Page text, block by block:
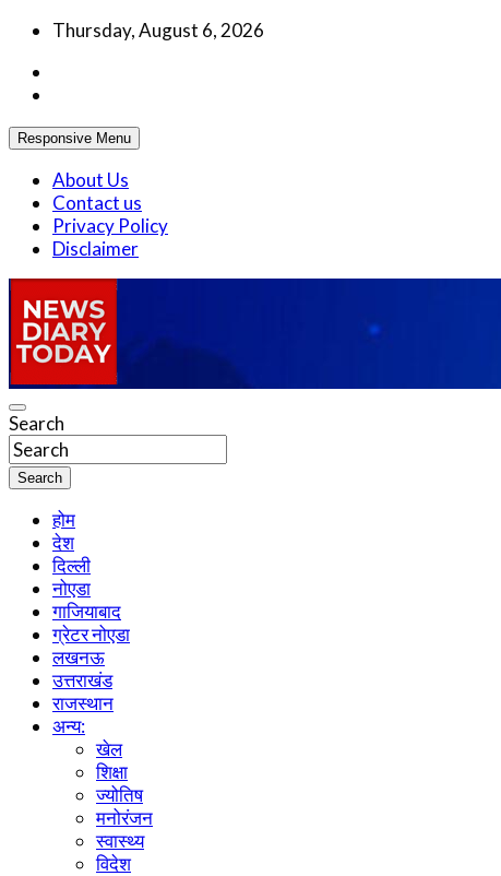
Skip
content
Thursday, August 6, 2026
Responsive Menu
About Us
Contact us
Privacy Policy
Disclaimer
News Diary Today
Truth be told
Search
Search
होम
देश
दिल्ली
नोएडा
गाजियाबाद
ग्रेटर नोएडा
लखनऊ
उत्तराखंड
राजस्थान
अन्य:
खेल
शिक्षा
ज्योतिष
मनोरंजन
स्वास्थ्य
विदेश